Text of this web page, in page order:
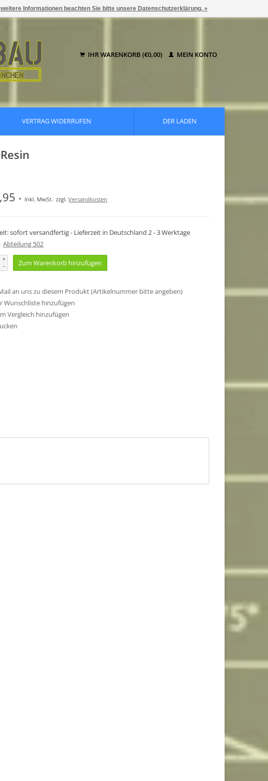
IHR WARENKORB (€0,00) MEIN KONTO
VERTRAG WIDERRUFEN DER LADEN
* Inkl. MwSt. zzgl.Versandkosten
sofort versandfertig - Lieferzeit in Deutschland 2 - 3 Werktage
Abteilung 502
+
- Zum Warenkorb hinzufügen
an uns zu diesem Produkt (Artikelnummer bitte angeben)
Wunschliste hinzufügen
Vergleich hinzufügen
weitere Informationen beachten Sie bitte unsere Datenschutzerklärung. »